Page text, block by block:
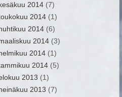
2014 (7)
2014 (1)
2014 (6)
2014 (3)
2014 (1)
2014 (5)
2013 (1)
2013 (7)